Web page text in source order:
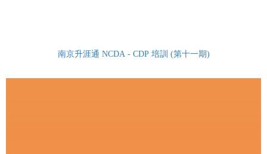
南京升涯通 NCDA - CDP 培訓 (第十一期)